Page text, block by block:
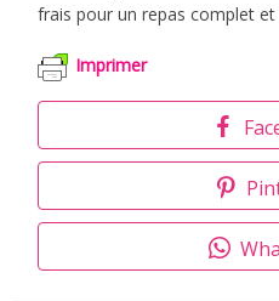
frais pour un repas complet et
Imprimer